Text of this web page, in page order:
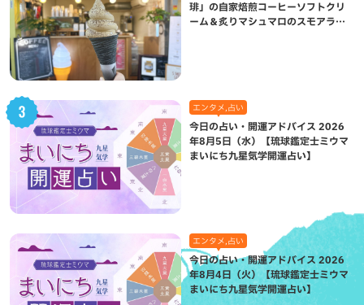
琲」の自家焙煎コーヒーソフトクリ
ーム＆炙りマシュマロのスモアラテ
エンタメ,占い
今日の占い・開運アドバイス 2026
年8月5日（水）【琉球鑑定士ミウマ
まいにち九星気学開運占い】
エンタメ,占い
今日の占い・開運アドバイス 2026
年8月4日（火）【琉球鑑定士ミウマ
まいにち九星気学開運占い】